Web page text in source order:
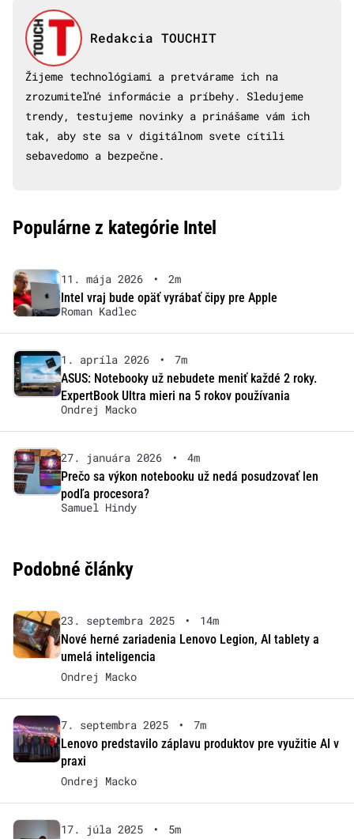
Redakcia TOUCHIT
Žijeme technológiami a pretvárame ich na
zrozumiteľné informácie a príbehy. Sledujeme
trendy, testujeme novinky a prinášame vám ich
tak, aby ste sa v digitálnom svete cítili
sebavedomo a bezpečne.
Populárne z kategórie Intel
11. mája 2026 •
2m
Intel vraj bude opäť vyrábať čipy pre Apple
Roman Kadlec
1. apríla 2026 •
7m
ASUS: Notebooky už nebudete meniť každé 2 roky.
ExpertBook Ultra mieri na 5 rokov používania
Ondrej Macko
27. januára 2026 •
4m
Prečo sa výkon notebooku už nedá posudzovať len
podľa procesora?
Samuel Hindy
Podobné články
23. septembra 2025 •
14m
Nové herné zariadenia Lenovo Legion, AI tablety a
umelá inteligencia
Ondrej Macko
7. septembra 2025 •
7m
Lenovo predstavilo záplavu produktov pre využitie AI v
praxi
Ondrej Macko
17. júla 2025 •
5m